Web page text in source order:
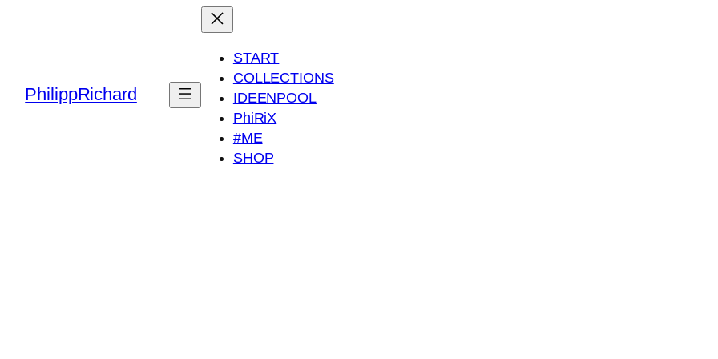
PhilippRichard
START
COLLECTIONS
IDEENPOOL
PhiRiX
#ME
SHOP